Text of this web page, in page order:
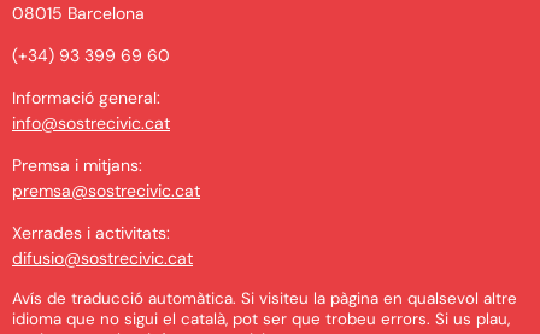
08015 Barcelona
(+34) 93 399 69 60
Informació general:
info@sostrecivic.cat
Premsa i mitjans:
premsa@sostrecivic.cat
Xerrades i activitats:
difusio@sostrecivic.cat
Avís de traducció automàtica. Si visiteu la pàgina en qualsevol altre
idioma que no sigui el català, pot ser que trobeu errors. Si us plau,